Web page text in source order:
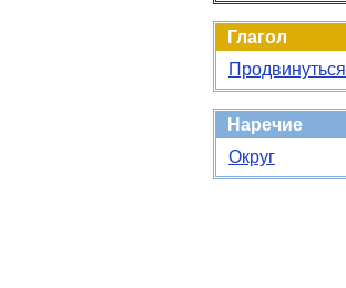
Глагол
Продвинуться
Наречие
Округ